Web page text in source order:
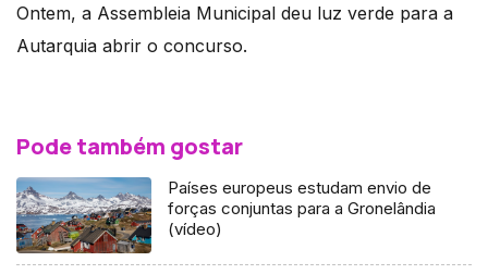
Ontem, a Assembleia Municipal deu luz verde para a
Autarquia abrir o concurso.
Pode também gostar
Países europeus estudam envio de
forças conjuntas para a Gronelândia
(vídeo)